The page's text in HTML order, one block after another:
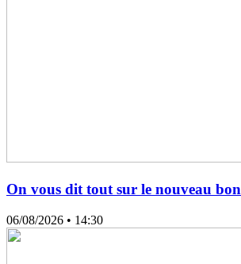
On vous dit tout sur le nouveau
06/08/2026 • 14:30